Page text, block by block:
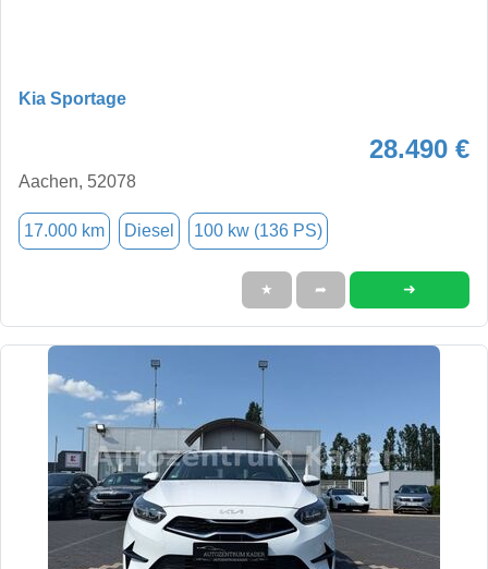
Kia Sportage
28.490 €
Aachen, 52078
17.000 km Diesel 100 kw (136 PS)
★ ➦ ➜